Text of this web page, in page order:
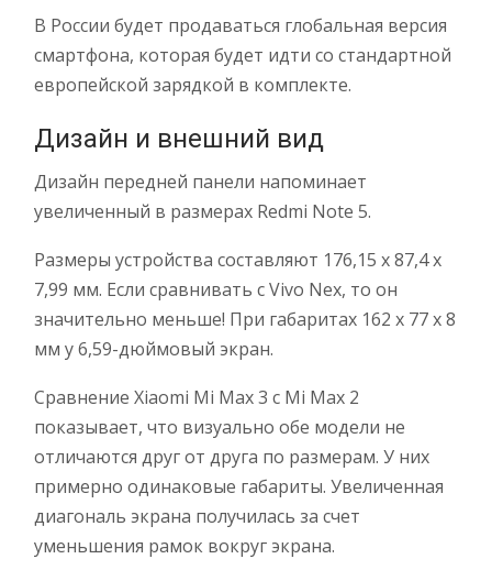
В России будет продаваться глобальная версия
смартфона, которая будет идти со стандартной
европейской зарядкой в комплекте.
Дизайн и внешний вид
Дизайн передней панели напоминает
увеличенный в размерах Redmi Note 5.
Размеры устройства составляют 176,15 х 87,4 х
7,99 мм. Если сравнивать с Vivo Nex, то он
значительно меньше! При габаритах 162 x 77 x 8
мм у 6,59-дюймовый экран.
Сравнение Xiaomi Mi Max 3 с Mi Max 2
показывает, что визуально обе модели не
отличаются друг от друга по размерам. У них
примерно одинаковые габариты. Увеличенная
диагональ экрана получилась за счет
уменьшения рамок вокруг экрана.